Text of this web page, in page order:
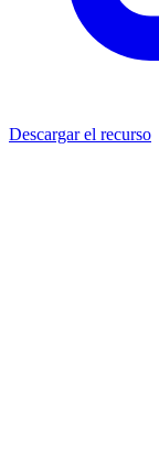
Descargar el recurso